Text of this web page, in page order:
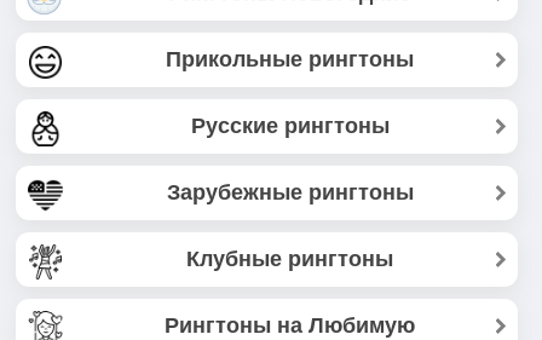
Прикольные рингтоны
Русские рингтоны
Зарубежные рингтоны
Клубные рингтоны
Рингтоны на Любимую